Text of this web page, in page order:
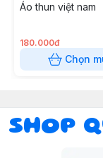
Áo thun việt nam
180.000đ
Chọn
SHOP